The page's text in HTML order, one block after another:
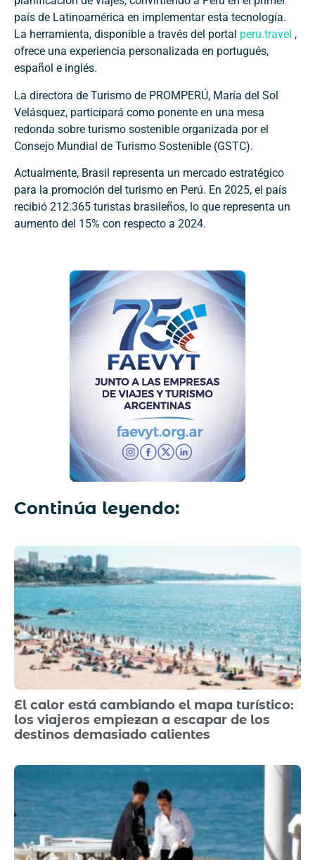
país de Latinoamérica en implementar esta tecnología.
La herramienta, disponible a través del portal peru.travel ,
ofrece una experiencia personalizada en portugués,
español e inglés.
La directora de Turismo de PROMPERÚ, María del Sol
Velásquez, participará como ponente en una mesa
redonda sobre turismo sostenible organizada por el
Consejo Mundial de Turismo Sostenible (GSTC).
Actualmente, Brasil representa un mercado estratégico
para la promoción del turismo en Perú. En 2025, el país
recibió 212.365 turistas brasileños, lo que representa un
aumento del 15% con respecto a 2024.
Continúa leyendo:
El calor está cambiando el mapa turístico:
los viajeros empiezan a escapar de los
destinos demasiado calientes